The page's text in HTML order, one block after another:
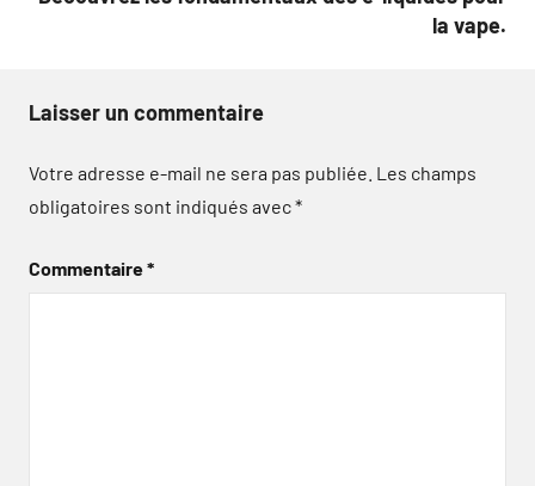
la vape.
Laisser un commentaire
Votre adresse e-mail ne sera pas publiée. Les champs
obligatoires sont indiqués avec*
Commentaire*